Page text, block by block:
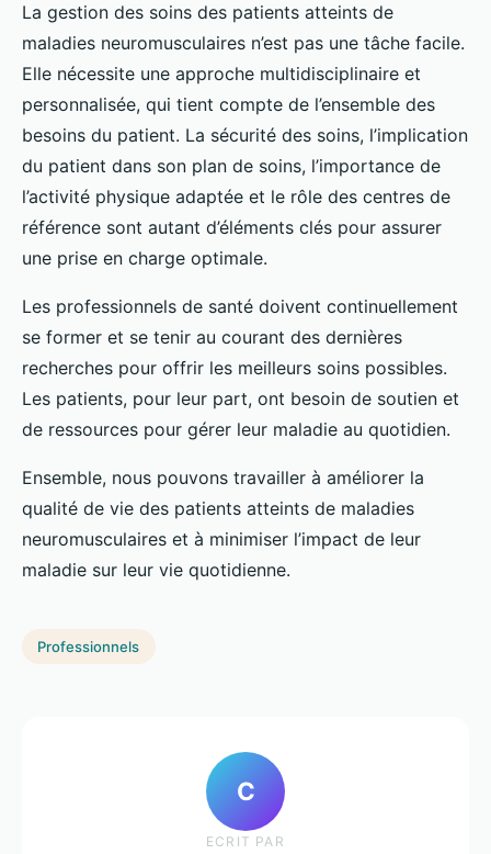
La gestion des soins des patients atteints de
maladies neuromusculaires n’est pas une tâche facile.
Elle nécessite une approche multidisciplinaire et
personnalisée, qui tient compte de l’ensemble des
besoins du patient. La sécurité des soins, l’implication
du patient dans son plan de soins, l’importance de
l’activité physique adaptée et le rôle des centres de
référence sont autant d’éléments clés pour assurer
une prise en charge optimale.
Les professionnels de santé doivent continuellement
se former et se tenir au courant des dernières
recherches pour offrir les meilleurs soins possibles.
Les patients, pour leur part, ont besoin de soutien et
de ressources pour gérer leur maladie au quotidien.
Ensemble, nous pouvons travailler à améliorer la
qualité de vie des patients atteints de maladies
neuromusculaires et à minimiser l’impact de leur
maladie sur leur vie quotidienne.
Professionnels
C
ECRIT PAR